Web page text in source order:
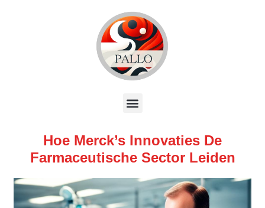
Hoe Merck’s Innovaties De
Farmaceutische Sector Leiden